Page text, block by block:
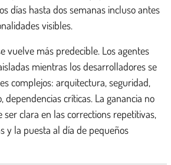
días hasta dos semanas incluso antes
visibles.
vuelve más predecible. Los agentes
mientras los desarrolladores se
complejos: arquitectura, seguridad,
dependencias críticas. La ganancia no
ser clara en las corrections repetitivas,
y la puesta al día de pequeños